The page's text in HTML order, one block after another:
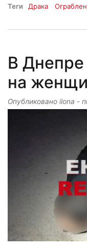
Теги Драка
В
на
Опубликовано ilona -